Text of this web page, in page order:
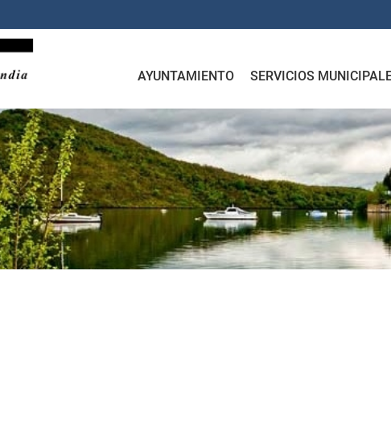
AYUNTAMIENTO SERVICIOS